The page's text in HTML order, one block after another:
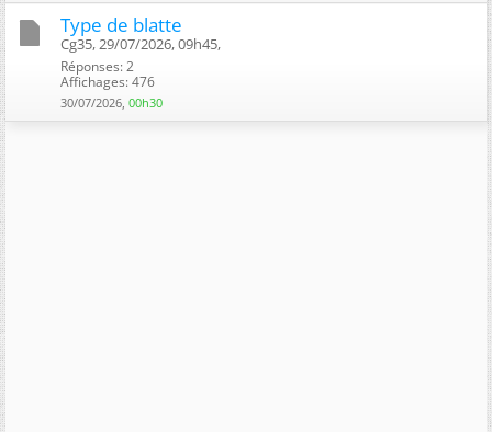
Type de blatte
Cg35, 29/07/2026, 09h45, ‎
Réponses: 2
Affichages: 476
30/07/2026, 00h30